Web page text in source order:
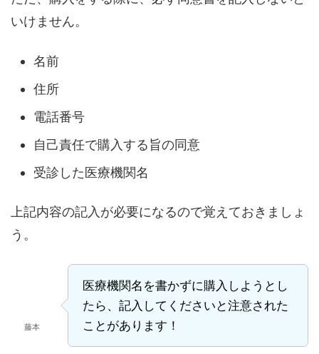
いけません。
名前
住所
電話番号
自己責任で購入する旨の同意
受診した医療機関名
上記内容の記入が必要になるので覚えておきましょ
う。
藤本
医療機関名を書かずに購入しようとし
たら、記入してくださいと注意された
ことがあります！